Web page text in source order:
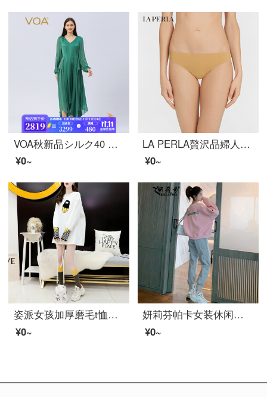
VOA秋新品シルク40 mm両面サテンVネック長袖ヒダ当て当て当てコンタクトレンズ側ワンピースAE 1079沁潤ヒスイ(Q 1)160/M
¥0~
LA PERLA贅沢品婦人服女性パンツSECOND SKIN低腰高級高級高級三角ズボン秋冬S 250裸色3/L
¥0~
姿派女孩加厚磨毛t恤底衫女长袖百搭2021年新着商品秋冬季洋気だるい风デザイン感内搭特普斯笑容加厚磨毛小码【推荐30-50斤】
¥0~
妍莉芬帕卡女装休闲时尚运动塞特女春秋2022春季新着商品女装韩版显瘦洋气ピンク工装裤服两套潮ピンク托普斯+灰色ズボンS
¥0~